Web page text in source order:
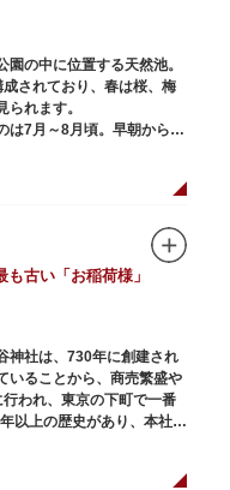
の中に位置する天然池。
成されており、春は桜、梅
れます。
は7月～8月頃。早朝から午
朝早くから池を訪れま
歩しながら朝の不忍池を
ません。また、「鵜の池」
鳥が訪れます。大都会の中
す。
と、思い思いの時間をお
古い「お稲荷様」
神社は、730年に創建され
いることから、商売繁盛や
われ、東京の下町で一番
以上の歴史があり、本社神
の「陰祭り」が隔年に行
龍」の天井絵が掲げられて